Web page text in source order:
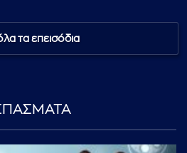
τα επεισόδια